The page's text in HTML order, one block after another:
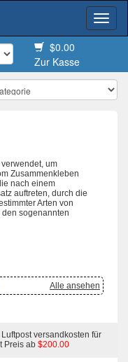
$0.00
Zur Kasse
um
Zusammenkleben
nach einem
auftreten, durch die
Arten von
den sogenannten
Alle ansehen
versandkosten für
Preis ab$200.00